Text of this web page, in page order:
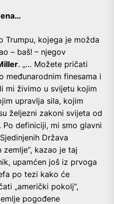
Trumpu, kojega je možda
– baš! – njegov
. „… Možete pričati
međunarodnim finesama i
mi živimo u svijetu kojim
upravlja sila, kojim
željezni zakoni svijeta od
Po definiciji, mi smo glavni
Država
kazao je taj
upamćen još iz prvoga
po tezi kako će
„američki pokolj“,
pogođene